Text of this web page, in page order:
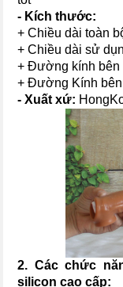
- Kích thước:
+ Chiều dài toàn
+ Chiều dài sử
+ Đường kính bên
+ Đường Kính bên
- Xuất xứ:
2. Các chức
silicon cao cấp: